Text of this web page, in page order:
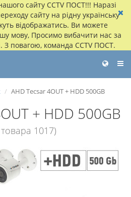
сайту CCTV ПОСТ!!! Наразі
сайту на рідну українську
відображатись. Ви можете
мову, Просимо вибачити нас за
З повагою, команда CCTV ПОСТ.
AHD Tecsar 4OUT + HDD 500GB
+ HDD 500GB
1017)